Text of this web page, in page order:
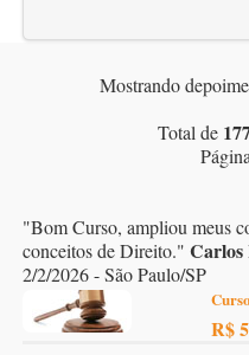
Mostrando
Total de
Página
"Bom Curso, ampliou meus
conceitos de Direito." Carlos
2/2/2026 - São Paulo/SP
R$